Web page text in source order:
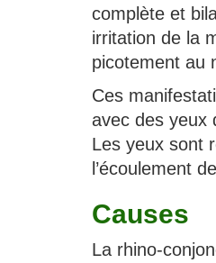
complète et
irritation de la
picotement au
Ces
avec des yeux
Les yeux sont
l’écoulement
Causes
La rhino-